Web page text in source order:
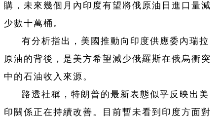
購，未來幾個月內印度有望將俄原油日進口量減
少數十萬桶。
有分析指出，美國推動向印度供應委內瑞拉
原油的背後，是美方希望減少俄羅斯在俄烏衝突
中的石油收入來源。
路透社稱，特朗普的最新表態似乎反映出美
印關係正在持續改善。目前暫未看到印度方面對